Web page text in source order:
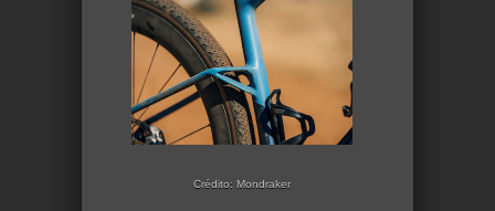
Crédito: Mondraker